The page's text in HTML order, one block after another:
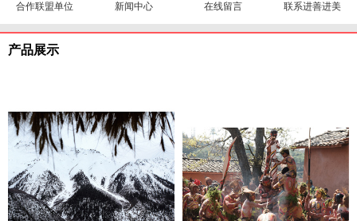
合作联盟单位 新闻中心 在线留言 联系进善进美
产品展示